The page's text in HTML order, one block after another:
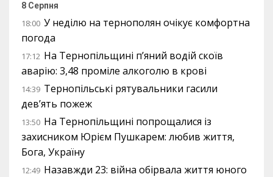
8 Серпня
18:00 У неділю на тернополян очікує комфортна
погода
17:12 На Тернопільщині п’яний водій скоїв
аварію: 3,48 проміле алкоголю в крові
14:39 Тернопільські рятувальники гасили
дев’ять пожеж
13:50 На Тернопільщині попрощалися із
захисником Юрієм Пушкарем: любив життя,
Бога, Україну
12:49 Назавжди 23: війна обірвала життя юного